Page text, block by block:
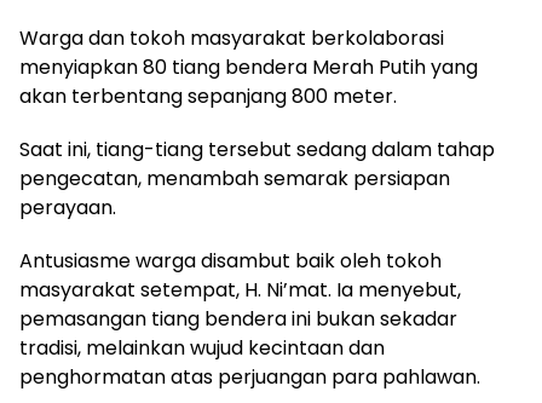
Warga dan tokoh masyarakat berkolaborasi
menyiapkan 80 tiang bendera Merah Putih yang
akan terbentang sepanjang 800 meter.
Saat ini, tiang-tiang tersebut sedang dalam tahap
pengecatan, menambah semarak persiapan
perayaan.
Antusiasme warga disambut baik oleh tokoh
masyarakat setempat, H. Ni’mat. Ia menyebut,
pemasangan tiang bendera ini bukan sekadar
tradisi, melainkan wujud kecintaan dan
penghormatan atas perjuangan para pahlawan.